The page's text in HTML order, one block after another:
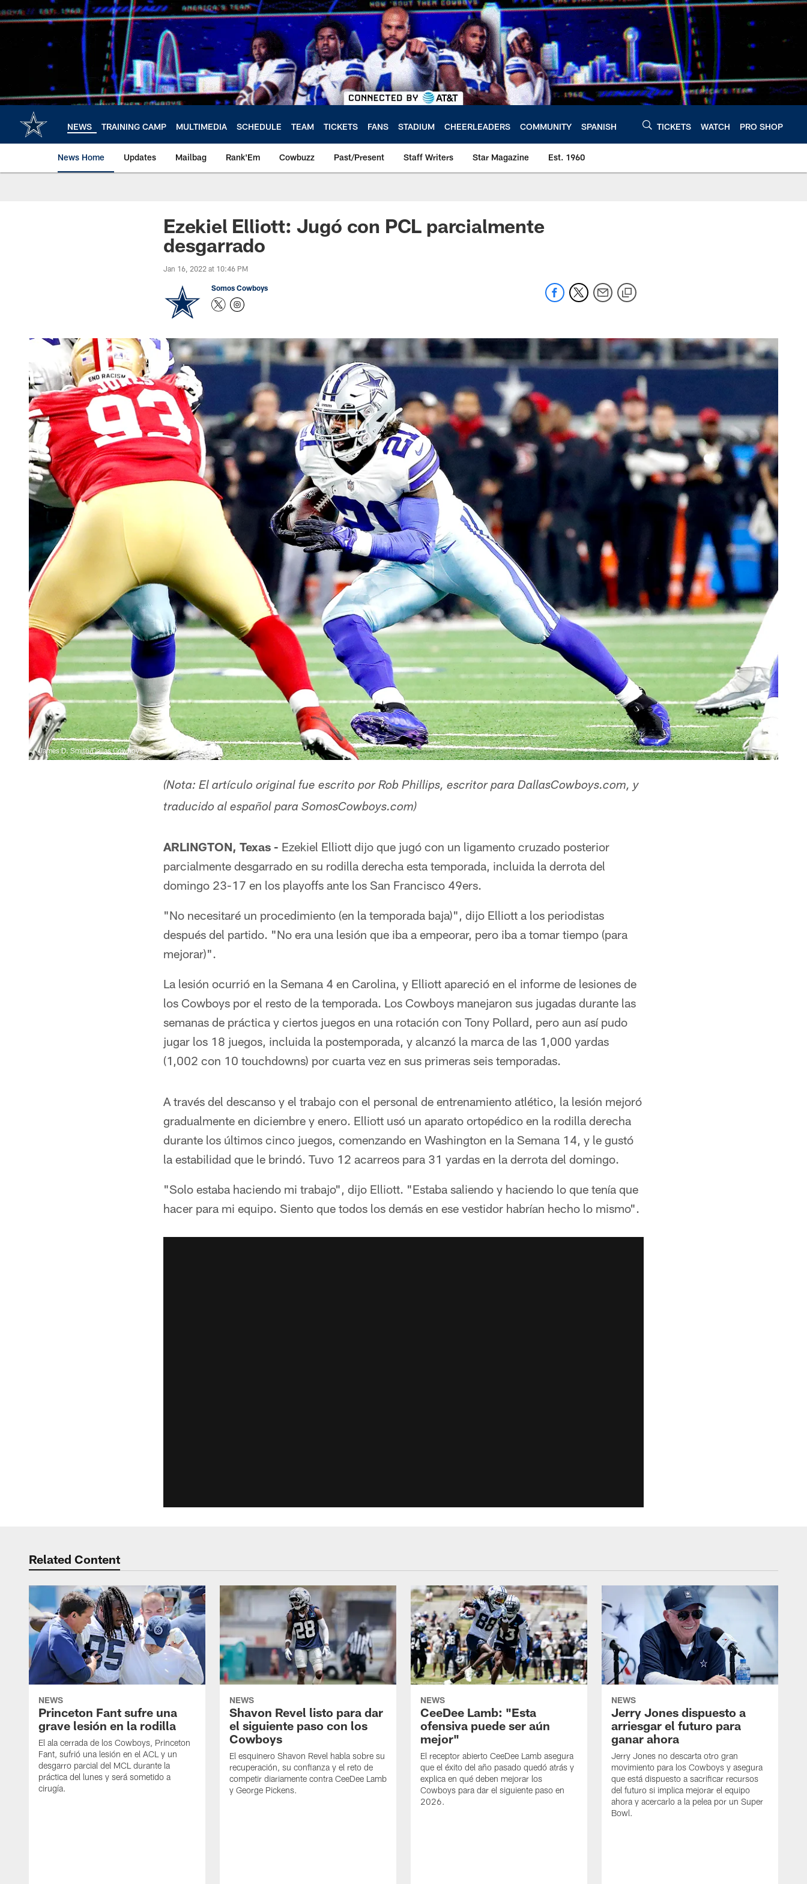
to
NEWS TRAINING CAMP MULTIMEDIA SCHEDULE TEAM TICKETS FANS STADIUM CHEERLEADERS COMMUNITY SPANISH TICKETS WATCH PRO SHOP
News Home Updates Mailbag Rank'Em Cowbuzz Past/Present Staff Writers Star Magazine Est. 1960
Ezekiel Elliott: Jugó con PCL parcialmente
desgarrado
Jan 16, 2022 at 10:46 PM
Somos Cowboys
James D. Smith/Dallas Cowboys
(Nota: El artículo original fue escrito por Rob Phillips, escritor para DallasCowboys.com, y
traducido al español para SomosCowboys.com)
ARLINGTON, Texas - Ezekiel Elliott dijo que jugó con un ligamento cruzado posterior
parcialmente desgarrado en su rodilla derecha esta temporada, incluida la derrota del
domingo 23-17 en los playoffs ante los San Francisco 49ers.
"No necesitaré un procedimiento (en la temporada baja)", dijo Elliott a los periodistas
después del partido. "No era una lesión que iba a empeorar, pero iba a tomar tiempo (para
mejorar)".
La lesión ocurrió en la Semana 4 en Carolina, y Elliott apareció en el informe de lesiones de
los Cowboys por el resto de la temporada. Los Cowboys manejaron sus jugadas durante las
semanas de práctica y ciertos juegos en una rotación con Tony Pollard, pero aun así pudo
jugar los 18 juegos, incluida la postemporada, y alcanzó la marca de las 1,000 yardas
(1,002 con 10 touchdowns) por cuarta vez en sus primeras seis temporadas.
A través del descanso y el trabajo con el personal de entrenamiento atlético, la lesión mejoró
gradualmente en diciembre y enero. Elliott usó un aparato ortopédico en la rodilla derecha
durante los últimos cinco juegos, comenzando en Washington en la Semana 14, y le gustó
la estabilidad que le brindó. Tuvo 12 acarreos para 31 yardas en la derrota del domingo.
"Solo estaba haciendo mi trabajo", dijo Elliott. "Estaba saliendo y haciendo lo que tenía que
hacer para mi equipo. Siento que todos los demás en ese vestidor habrían hecho lo mismo".
Related Content
NEWS
Princeton Fant sufre una
grave lesión en la rodilla
El ala cerrada de los Cowboys, Princeton
Fant, sufrió una lesión en el ACL y un
desgarro parcial del MCL durante la
práctica del lunes y será sometido a
cirugía.
NEWS
Shavon Revel listo para dar
el siguiente paso con los
Cowboys
El esquinero Shavon Revel habla sobre su
recuperación, su confianza y el reto de
competir diariamente contra CeeDee Lamb
y George Pickens.
NEWS
CeeDee Lamb: "Esta
ofensiva puede ser aún
mejor"
El receptor abierto CeeDee Lamb asegura
que el éxito del año pasado quedó atrás y
explica en qué deben mejorar los
Cowboys para dar el siguiente paso en
2026.
NEWS
Jerry Jones dispuesto a
arriesgar el futuro para
ganar ahora
Jerry Jones no descarta otro gran
movimiento para los Cowboys y asegura
que está dispuesto a sacrificar recursos
del futuro si implica mejorar el equipo
ahora y acercarlo a la pelea por un Super
Bowl.